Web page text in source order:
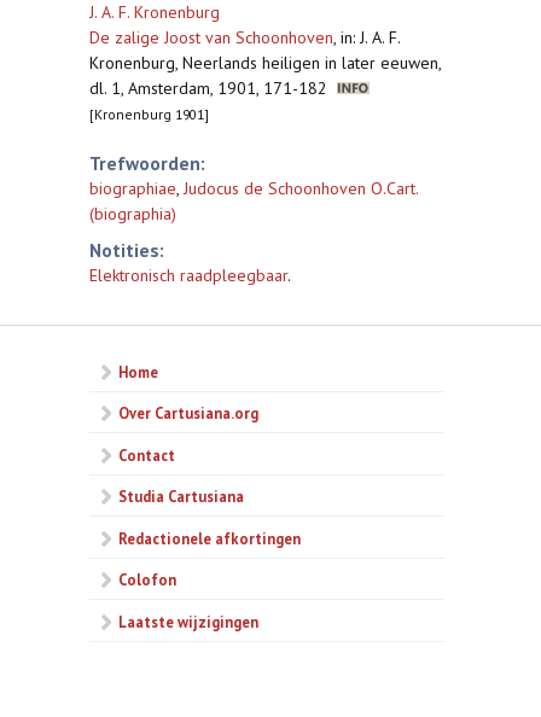
J. A. F. Kronenburg
De zalige Joost van Schoonhoven, in: J. A. F.
Kronenburg, Neerlands heiligen in later eeuwen,
dl. 1, Amsterdam, 1901, 171-182
[Kronenburg 1901]
Trefwoorden:
biographiae, Judocus de Schoonhoven O.Cart.
(biographia)
Notities:
Elektronisch raadpleegbaar.
Home
Over Cartusiana.org
Contact
Studia Cartusiana
Redactionele afkortingen
Colofon
Laatste wijzigingen